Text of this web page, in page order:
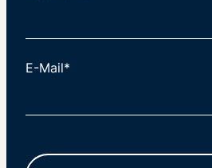
E-Mail*